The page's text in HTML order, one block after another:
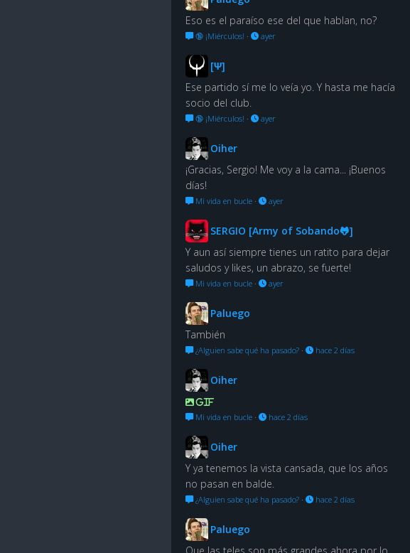
Eso es el paraíso ese del que hablan, no?
🔞 ¡Miérculos! · ayer
[Ψ]
Ese partido sí me lo veía yo. Y hasta me hacía
socio del club.
🔞 ¡Miérculos! · ayer
Oiher
¡Gracias, Sergio! Me voy a la cama... ¡Buenos
días!
Mi vida en bucle · ayer
SERGIO [Army of Sobando🐸]
Y aun así siempre tienes un ratito para dejar
saludos y likes, un abrazo, se fuerte!
Mi vida en bucle · ayer
Paluego
También
¿Alguien sabe qué ha pasado? · hace 2 días
Oiher
GIF
Mi vida en bucle · hace 2 días
Oiher
Y ya tenemos la vista cansada, que los años
no pasan en balde.
¿Alguien sabe qué ha pasado? · hace 2 días
Paluego